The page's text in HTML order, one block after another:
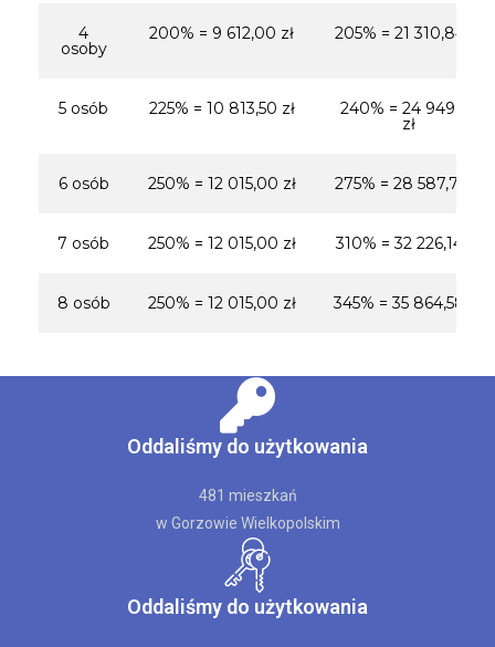
4
osoby
200% = 9 612,00 zł 205% = 21 310,84 zł
5 osób 225% = 10 813,50 zł 240% = 24 949,27
zł
6 osób 250% = 12 015,00 zł 275% = 28 587,71 zł
7 osób 250% = 12 015,00 zł 310% = 32 226,14 zł
8 osób 250% = 12 015,00 zł 345% = 35 864,58 zł
Oddaliśmy do użytkowania
481 mieszkań
w Gorzowie Wielkopolskim
Oddaliśmy do użytkowania